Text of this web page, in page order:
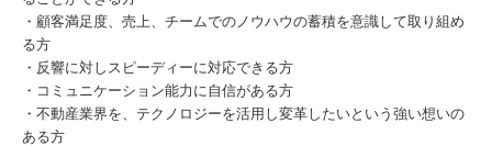
・顧客満足度、売上、チームでのノウハウの蓄積を意識して取り組め
る方
・反響に対しスピーディーに対応できる方
・コミュニケーション能力に自信がある方
・不動産業界を、テクノロジーを活用し変革したいという強い想いの
ある方